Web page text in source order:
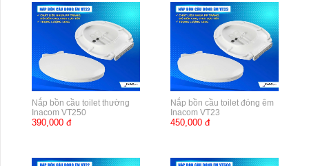
Nắp bồn cầu toilet thường
Inacom VT250
390,000 đ
Nắp bồn cầu toilet đóng êm
Inacom VT23
450,000 đ